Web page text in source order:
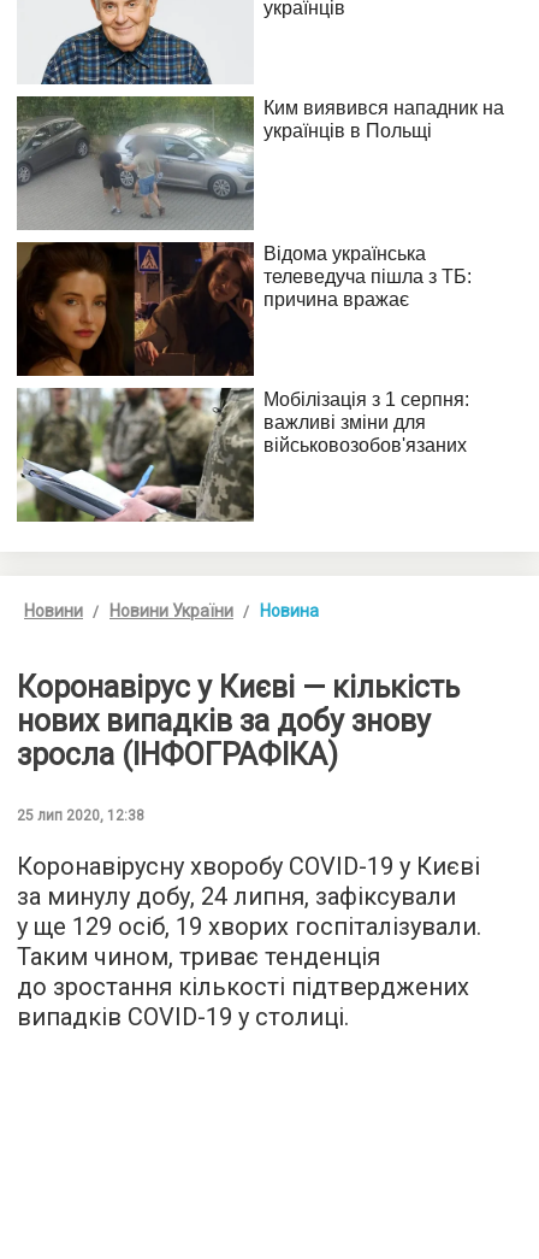
Новини Новини України Новина
Коронавірус у Києві — кількість
нових випадків за добу знову
зросла (ІНФОГРАФІКА)
25 лип 2020, 12:38
Коронавірусну хворобу COVID-19 у Києві
за минулу добу, 24 липня, зафіксували
у ще 129 осіб, 19 хворих госпіталізували.
Таким чином, триває тенденція
до зростання кількості підтверджених
випадків COVID-19 у столиці.